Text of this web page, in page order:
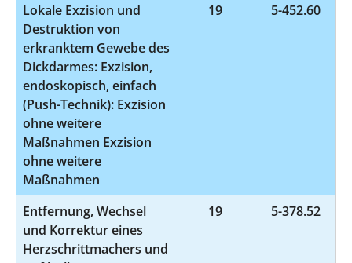
Lokale Exzision und
Destruktion von
erkranktem Gewebe des
Dickdarmes: Exzision,
endoskopisch, einfach
(Push-Technik): Exzision
ohne weitere
Maßnahmen Exzision
ohne weitere
Maßnahmen
19 5-452.60
Entfernung, Wechsel
und Korrektur eines
Herzschrittmachers und
19 5-378.52